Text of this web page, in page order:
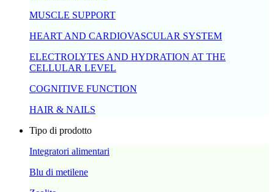
MUSCLE SUPPORT
HEART AND CARDIOVASCULAR SYSTEM
ELECTROLYTES AND HYDRATION AT THE
CELLULAR LEVEL
COGNITIVE FUNCTION
HAIR & NAILS
Tipo di prodotto
Integratori alimentari
Blu di metilene